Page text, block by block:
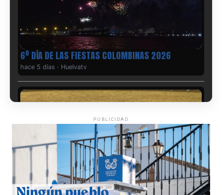
6º DÍA DE LAS FIESTAS COLOMBINAS 2026
hace 5 días · Huelvatv
QUINTA CORRIDA DE LAS FIESTAS COLOMBINAS
2026
PUBLICIDAD